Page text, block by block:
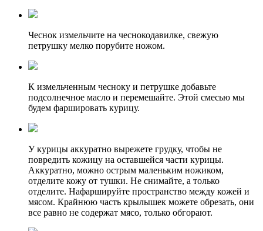
Чеснок измельчите на чеснокодавилке, свежую
петрушку мелко порубите ножом.
К измельченным чесноку и петрушке добавьте
подсолнечное масло и перемешайте. Этой смесью мы
будем фаршировать курицу.
У курицы аккуратно вырежете грудку, чтобы не
повредить кожицу на оставшейся части курицы.
Аккуратно, можно острым маленьким ножиком,
отделите кожу от тушки. Не снимайте, а только
отделите. Нафаршируйте пространство между кожей и
мясом. Крайнюю часть крылышек можете обрезать, они
все равно не содержат мясо, только обгорают.